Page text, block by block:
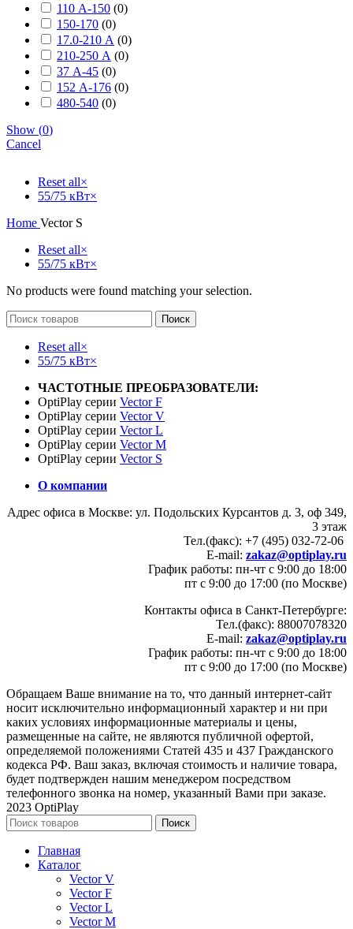
110 А-150 (0)
150-170 (0)
17.0-210 А (0)
210-250 А (0)
37 А-45 (0)
152 А-176 (0)
480-540 (0)
Show (0)
Cancel
Reset all×
55/75 кВт×
Home Vector S
Reset all×
55/75 кВт×
No products were found matching your selection.
Поиск
Reset all×
55/75 кВт×
ЧАСТОТНЫЕ ПРЕОБРАЗОВАТЕЛИ:
OptiPlay серии Vector F
OptiPlay серии Vector V
OptiPlay серии Vector L
OptiPlay серии Vector M
OptiPlay серии Vector S
О компании
Адрес офиса в Москве: ул. Подольских Курсантов д. 3, оф 349,
3 этаж
Тел.(факс): +7 (495) 032-72-06
E-mail: zakaz@optiplay.ru
График работы: пн-чт с 9:00 до 18:00
пт с 9:00 до 17:00 (по Москве)
Контакты офиса в Санкт-Петербурге:
Тел.(факс): 88007078320
E-mail: zakaz@optiplay.ru
График работы: пн-чт с 9:00 до 18:00
пт с 9:00 до 17:00 (по Москве)
Обращаем Ваше внимание на то, что данный интернет-сайт
носит исключительно информационный характер и ни при
каких условиях информационные материалы и цены,
размещенные на сайте, не являются публичной офертой,
определяемой положениями Статей 435 и 437 Гражданского
кодекса РФ. Ваш заказ, включая стоимость и наличие товара,
будет подтвержден нашим менеджером посредством
телефонного звонка на номер, указанный Вами при заказе.
2023 OptiPlay
Поиск
Главная
Каталог
Vector V
Vector F
Vector L
Vector M